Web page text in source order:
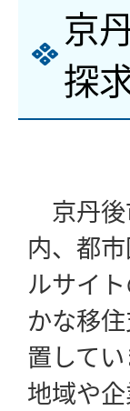
京
探
京丹後
内、都
ルサイ
かな移
置して
地域や